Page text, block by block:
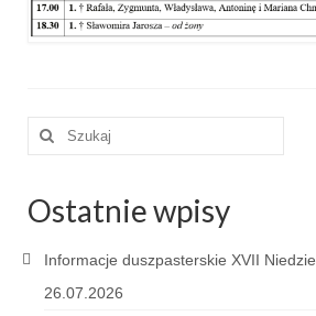
Pogrzeb katolicki
Sakrament chrztu
Sakrament bierzmowania
Sakrament pojednania
Sakrament małżeństwa
Szuklaj
Ostatnie wpisy
Informacje duszpasterskie XVII
26.07.2026